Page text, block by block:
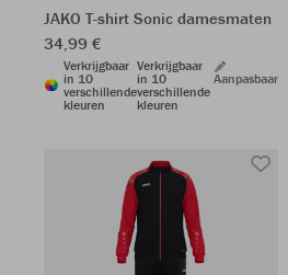
JAKO T-shirt Sonic damesmaten
34,99 €
Verkrijgbaar
in 10
verschillende
kleuren
Verkrijgbaar
in 10
verschillende
kleuren
Aanpasbaar